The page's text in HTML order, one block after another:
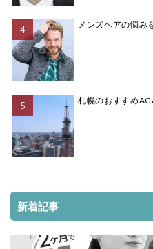
メンズヘアの悩み
札幌のおすすめ
新着記事